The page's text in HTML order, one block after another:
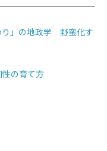
り」の地政学 野蛮化す
の育て方